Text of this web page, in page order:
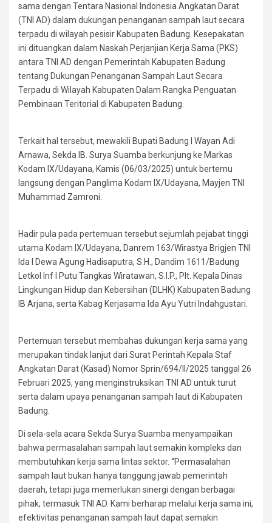
sama dengan Tentara Nasional Indonesia Angkatan Darat
(TNI AD) dalam dukungan penanganan sampah laut secara
terpadu di wilayah pesisir Kabupaten Badung. Kesepakatan
ini dituangkan dalam Naskah Perjanjian Kerja Sama (PKS)
antara TNI AD dengan Pemerintah Kabupaten Badung
tentang Dukungan Penanganan Sampah Laut Secara
Terpadu di Wilayah Kabupaten Dalam Rangka Penguatan
Pembinaan Teritorial di Kabupaten Badung.
Terkait hal tersebut, mewakili Bupati Badung I Wayan Adi
Arnawa, Sekda IB. Surya Suamba berkunjung ke Markas
Kodam IX/Udayana, Kamis (06/03/2025) untuk bertemu
langsung dengan Panglima Kodam IX/Udayana, Mayjen TNI
Muhammad Zamroni.
Hadir pula pada pertemuan tersebut sejumlah pejabat tinggi
utama Kodam IX/Udayana, Danrem 163/Wirastya Brigjen TNI
Ida I Dewa Agung Hadisaputra, S.H., Dandim 1611/Badung
Letkol Inf I Putu Tangkas Wiratawan, S.I.P., Plt. Kepala Dinas
Lingkungan Hidup dan Kebersihan (DLHK) Kabupaten Badung
IB Arjana, serta Kabag Kerjasama Ida Ayu Yutri Indahgustari.
Pertemuan tersebut membahas dukungan kerja sama yang
merupakan tindak lanjut dari Surat Perintah Kepala Staf
Angkatan Darat (Kasad) Nomor Sprin/694/II/2025 tanggal 26
Februari 2025, yang menginstruksikan TNI AD untuk turut
serta dalam upaya penanganan sampah laut di Kabupaten
Badung.
Di sela-sela acara Sekda Surya Suamba menyampaikan
bahwa permasalahan sampah laut semakin kompleks dan
membutuhkan kerja sama lintas sektor. “Permasalahan
sampah laut bukan hanya tanggung jawab pemerintah
daerah, tetapi juga memerlukan sinergi dengan berbagai
pihak, termasuk TNI AD. Kami berharap melalui kerja sama ini,
efektivitas penanganan sampah laut dapat semakin